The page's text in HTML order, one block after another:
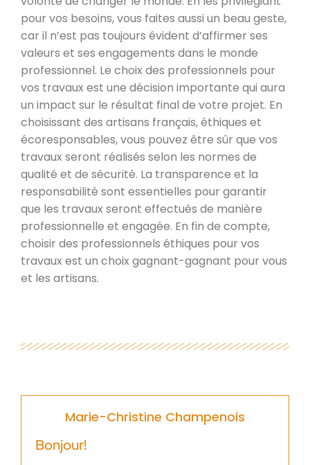
pour vos besoins, vous faites aussi un beau geste,
car il n’est pas toujours évident d’affirmer ses
valeurs et ses engagements dans le monde
professionnel. Le choix des professionnels pour
vos travaux est une décision importante qui aura
un impact sur le résultat final de votre projet. En
choisissant des artisans français, éthiques et
écoresponsables, vous pouvez être sûr que vos
travaux seront réalisés selon les normes de
qualité et de sécurité. La transparence et la
responsabilité sont essentielles pour garantir
que les travaux seront effectués de manière
professionnelle et engagée. En fin de compte,
choisir des professionnels éthiques pour vos
travaux est un choix gagnant-gagnant pour vous
et les artisans.
Marie-Christine Champenois
Bonjour!